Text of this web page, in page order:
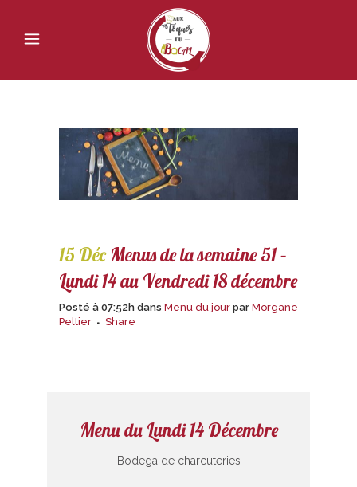
15 DécMenus de la semaine 51 –
Lundi 14 au Vendredi 18 décembre
Posté à 07:52h dans Menu du jour par Morgane
Peltier
Share
Menu du Lundi 14 Décembre
Bodega de charcuteries